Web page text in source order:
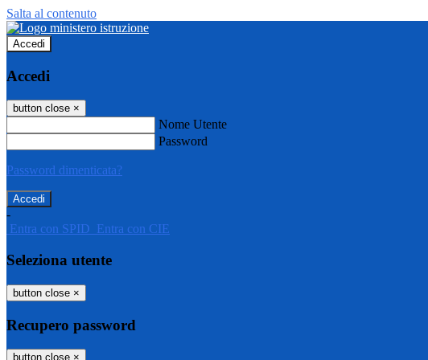
Salta al contenuto
Accedi
Accedi
button close ×
Nome Utente
Password
Password dimenticata?
-
Entra con SPID Entra con CIE
Seleziona utente
button close ×
Recupero password
button close ×